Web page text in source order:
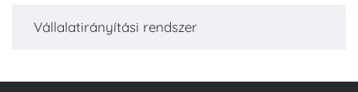
Vállalatirányítási rendszer